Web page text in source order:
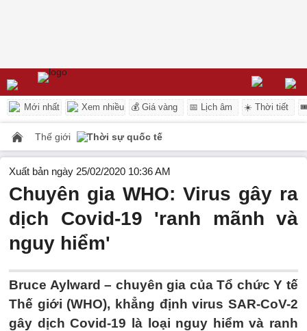
Mới nhất Xem nhiều 💰 Giá vàng 📅 Lịch âm ☀️ Thời tiết
Thế giới Thời sự quốc tế
Xuất bản ngày 25/02/2020 10:36 AM
Chuyên gia WHO: Virus gây ra
dịch Covid-19 'ranh mãnh và
nguy hiểm'
Bruce Aylward – chuyên gia của Tổ chức Y tế
Thế giới (WHO), khẳng định virus SAR-CoV-2
gây dịch Covid-19 là loại nguy hiểm và ranh